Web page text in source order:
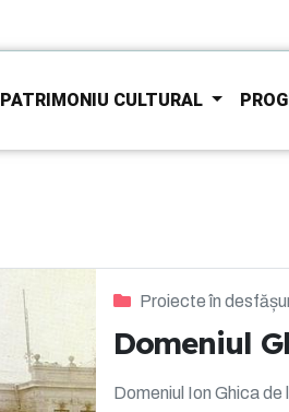
PATRIMONIU CULTURAL
Proiecte în
Domeniul
Domeniul Ion Ghica